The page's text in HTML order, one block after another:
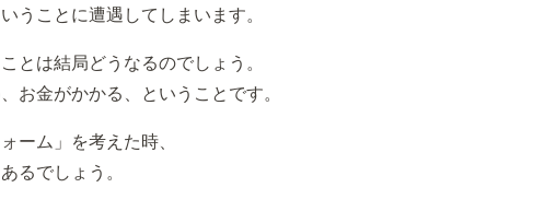
うことに遭遇してしまいます。
とは結局どうなるのでしょう。
お金がかかる、ということです。
ーム」を考えた時、
るでしょう。